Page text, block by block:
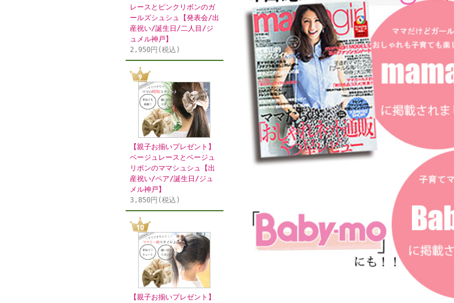
レースとピンクリボンのガ
ールズシュシュ【発表会/出
産祝い/誕生日/二人目/ジ
ュメル神戸】
2,950円(税込)
【親子お揃いプレゼント】
ベージュレースとベージュ
リボンのママシュシュ【出
産祝い/ペア/誕生日/ジュ
メル神戸】
3,850円(税込)
【親子お揃いプレゼント】